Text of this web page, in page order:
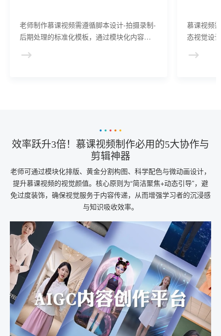
老师制作慕课视频需遵循脚本设计-拍摄录制-
后期处理的标准化模板，通过模块化内容、
现的全面优化，提升学习者体验与课程完成
慕课视频
态视觉设
游戏化机
效率跃升3倍！慕课视频制作必用的5大协作与
剪辑神器
老师可通过模块化排版、黄金分割构图、科学配色与微动画设计，
提升慕课视频的视觉颜值。核心原则为“简洁聚焦+动态引导”，避
免过度装饰，确保视觉服务于内容传递，从而增强学习者的沉浸感
与知识吸收效率。